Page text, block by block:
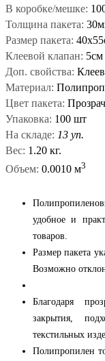
В коробке/мешке:
Толщина пакета:
Размер пакета:
Клеевой клапан: 5см
Доп. свойства:
Материал:
Цвет пакета:
Упаковка: 100 шт
На складе: 13 уп.
Вес: 1.20 кг.
Объем: 0.0010 м3
удобное и
товаров.
Размер пакета
Возможно
Благодаря
закрытия,
текстильных
Полипропилен